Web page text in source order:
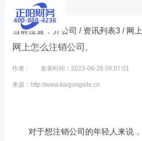
当前位置： 开公司 / 资讯列表3/ 网
网上怎么注销公司,
作者： 发表时间：2023-06-26 09:07:01
来源：http://www.kaigongsile.cn
对于想注销公司的年轻人来说，